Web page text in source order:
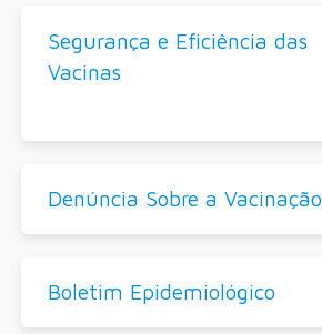
Segurança e Eficiência das
Vacinas
Denúncia Sobre a Vacinação
Boletim Epidemiológico